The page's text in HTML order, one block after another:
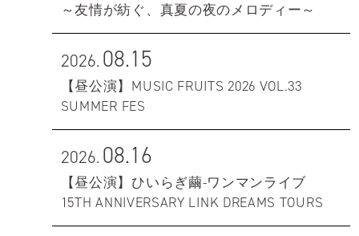
～友情が紡ぐ、真夏の夜のメロディー～
2026.08.15
【昼公演】MUSIC FRUITS 2026 VOL.33
SUMMER FES
2026.08.16
【昼公演】ひいらぎ繭-ワンマンライブ
15TH ANNIVERSARY LINK DREAMS TOURS